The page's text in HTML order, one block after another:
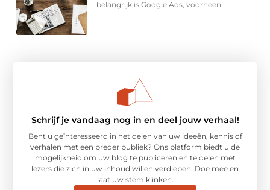
belangrijk is Google Ads, voorheen
Schrijf je vandaag nog in en deel jouw verhaal!
Bent u geïnteresseerd in het delen van uw ideeën, kennis of
verhalen met een breder publiek? Ons platform biedt u de
mogelijkheid om uw blog te publiceren en te delen met
lezers die zich in uw inhoud willen verdiepen. Doe mee en
laat uw stem klinken.